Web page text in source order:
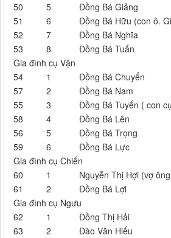
50
5
Đồng Bá Giảng
51
6
Đồng Bá Hữu (con ô.
52
7
Đồng Bá Nghĩa
53
8
Đồng Bá Tuấn
Gia đình cụ Vận
54
1
Đồng Bá Chuyển
57
2
Đồng Bá Nam
55
3
Đồng Bá Tuyến ( con
58
4
Đồng Bá Lên
56
5
Đồng Bá Trọng
59
6
Đồng Bá Lực
Gia đình cụ Chiến
60
1
Nguyễn Thị Hợi (vợ
61
2
Đồng Bá Lợi
Gia đình cụ Ngưu
62
1
Đồng Thị Hải
63
2
Đào Văn Hiếu